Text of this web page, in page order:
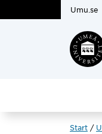
Umu.se
Start